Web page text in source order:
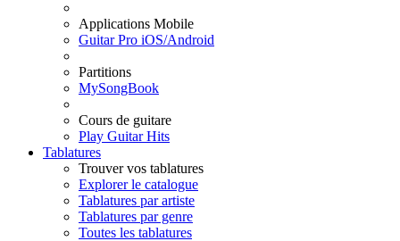
Applications Mobile
Guitar Pro iOS/Android
Partitions
MySongBook
Cours de guitare
Play Guitar Hits
Tablatures
Trouver vos tablatures
Explorer le catalogue
Tablatures par artiste
Tablatures par genre
Toutes les tablatures